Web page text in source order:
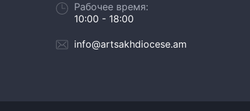
Рабочее время:
10:00 - 18:00
info@artsakhdiocese.am